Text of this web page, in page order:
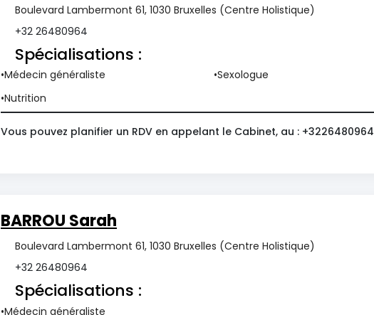
Boulevard Lambermont 61, 1030 Bruxelles (Centre Holistique)
+32 26480964
Spécialisations :
Médecin généraliste
Sexologue
Nutrition
Vous pouvez planifier un RDV en appelant le Cabinet, au : +3226480964
BARROU Sarah
Boulevard Lambermont 61, 1030 Bruxelles (Centre Holistique)
+32 26480964
Spécialisations :
Médecin généraliste